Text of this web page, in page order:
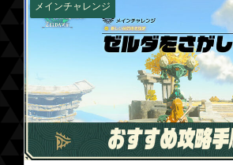
メインチャレンジ